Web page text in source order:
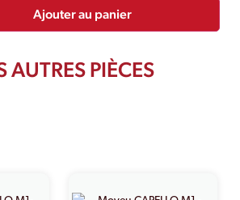
Ajouter au panier
AUTRES PIÈCES